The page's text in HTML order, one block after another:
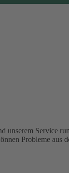
unserem Service
Probleme aus